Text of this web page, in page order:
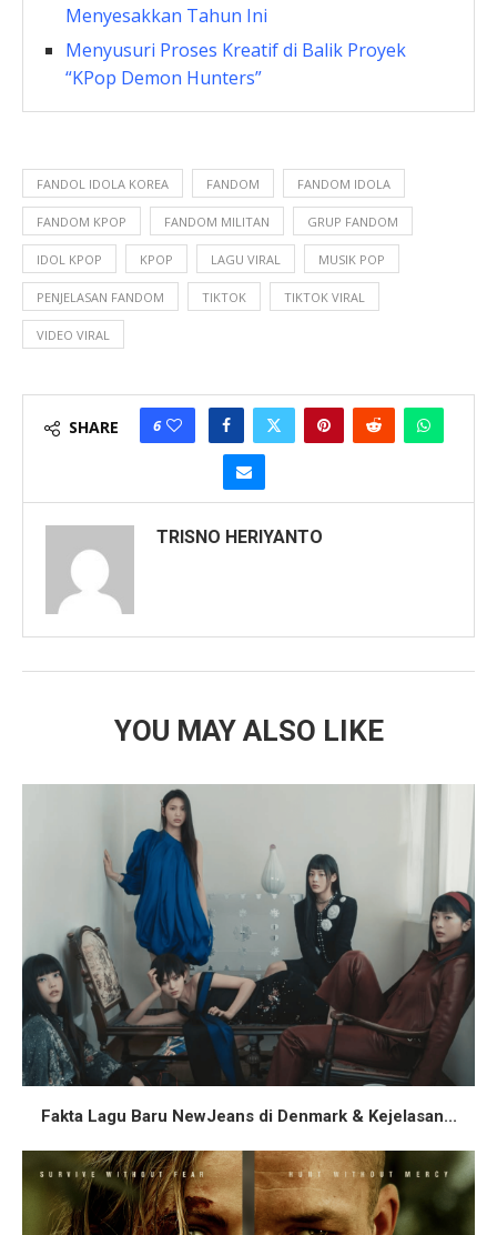
Menyesakkan Tahun Ini
Menyusuri Proses Kreatif di Balik Proyek
“KPop Demon Hunters”
FANDOL IDOLA KOREA FANDOM FANDOM IDOLA
FANDOM KPOP FANDOM MILITAN GRUP FANDOM
IDOL KPOP KPOP LAGU VIRAL MUSIK POP
PENJELASAN FANDOM TIKTOK TIKTOK VIRAL
VIDEO VIRAL
SHARE 6
TRISNO HERIYANTO
YOU MAY ALSO LIKE
Fakta Lagu Baru NewJeans di Denmark & Kejelasan...